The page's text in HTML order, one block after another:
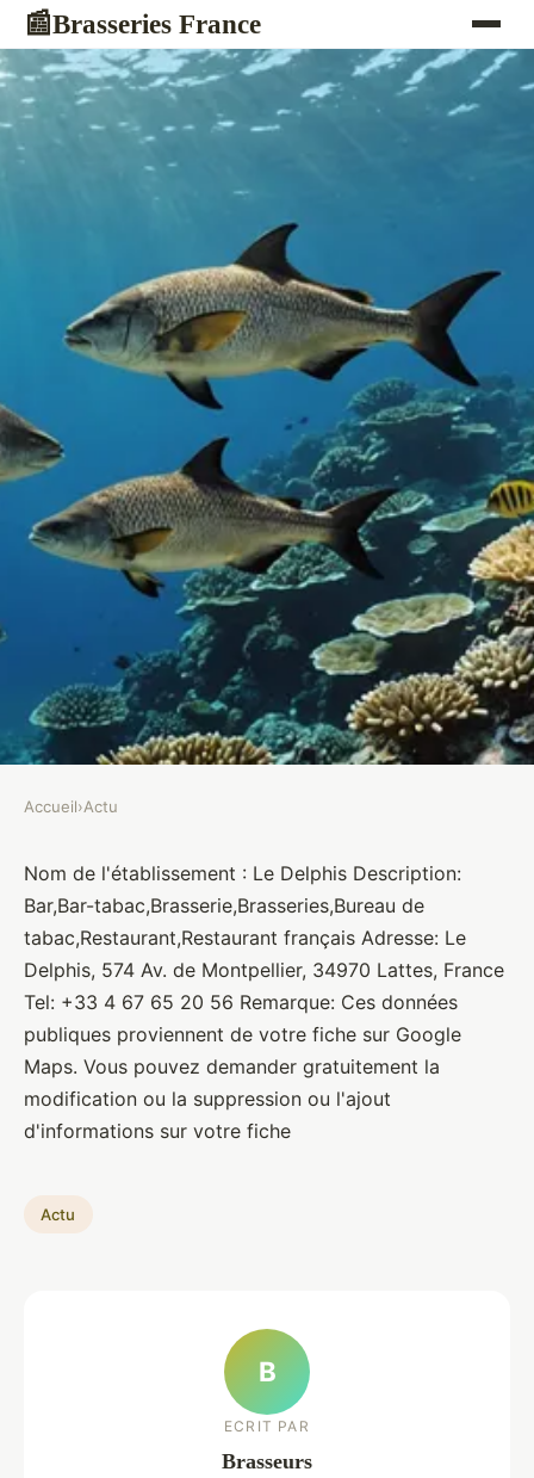
📰Brasseries France
Le Delphis
Brasseurs•10 janvier 2022•1 min de lecture
Accueil›Actu
Nom de l'établissement : Le Delphis Description:
Bar,Bar-tabac,Brasserie,Brasseries,Bureau de
tabac,Restaurant,Restaurant français Adresse: Le
Delphis, 574 Av. de Montpellier, 34970 Lattes, France
Tel: +33 4 67 65 20 56 Remarque: Ces données
publiques proviennent de votre fiche sur Google
Maps. Vous pouvez demander gratuitement la
modification ou la suppression ou l'ajout
d'informations sur votre fiche
Actu
B
ECRIT PAR
Brasseurs